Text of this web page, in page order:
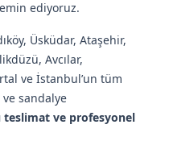
ediyoruz.
Üsküdar, Ataşehir,
Avcılar,
ve İstanbul’un tüm
sandalye
teslimat ve profesyonel